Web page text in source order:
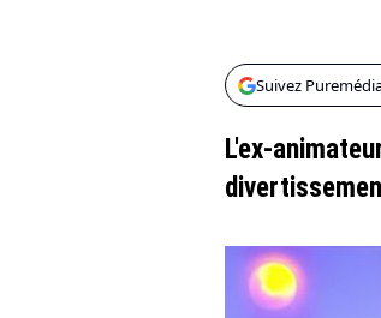
Suivez
L'ex-